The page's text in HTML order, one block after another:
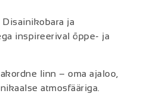
ja
inspireerival õppe- ja
linn – oma ajaloo,
atmosfääriga.